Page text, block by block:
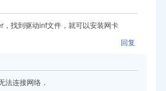
找到驱动inf文件，就可以安装网卡
回复
法连接网络．